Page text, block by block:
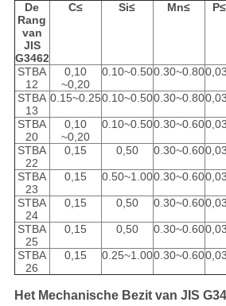
De
Rang
van
JIS
G3462
C≤ Si≤ Mn≤ P≤
STBA
12
0,10
~0,20
0.10~0.500.30~0.80
STBA
13
0.15~0.250.10~0.500.30~0.80
STBA
20
0,10
~0,20
0.10~0.500.30~0.60
STBA
22
0,15 0,50 0.30~0.60
STBA
23
0,15 0.50~1.000.30~0.60
STBA
24
0,15 0,50 0.30~0.60
STBA
25
0,15 0,50 0.30~0.60
STBA
26
0,15 0.25~1.000.30~0.60
Het Mechanische Bezit van JIS